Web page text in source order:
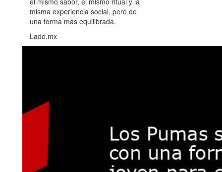
misma experiencia social, pero de
una forma más equilibrada.
Lado.mx